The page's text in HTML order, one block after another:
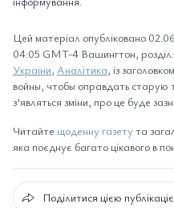
Цей матеріал опубліковано
04:05 GMT-4 Вашингтон, розділ:
України, Аналітика, із
войны, чтобы оправдать старую
з'являться зміни, про це буде
Читайте щоденну газету та
яка поєднує багато цікавого в
Поділитися цією